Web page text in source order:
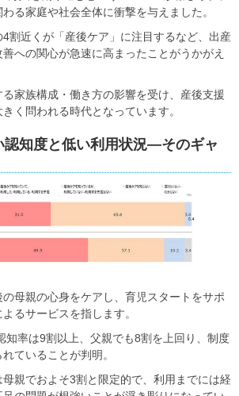
る家庭や社会全体に衝撃を与えました。
割近くが「産後ケア」に注目するなど、出産
への関心が急速に高まったことがうかがえ
家族構成・働き方の影響を受け、産後支援
く問われる時代となっています。
認知度と低い利用状況―そのギャ
母親の心身をケアし、育児スタートをサポ
るサービスを指します。
知率は9割以上、父親でも8割を上回り、制度
ていることが判明。
母親でおよそ3割と限定的で、利用までには経